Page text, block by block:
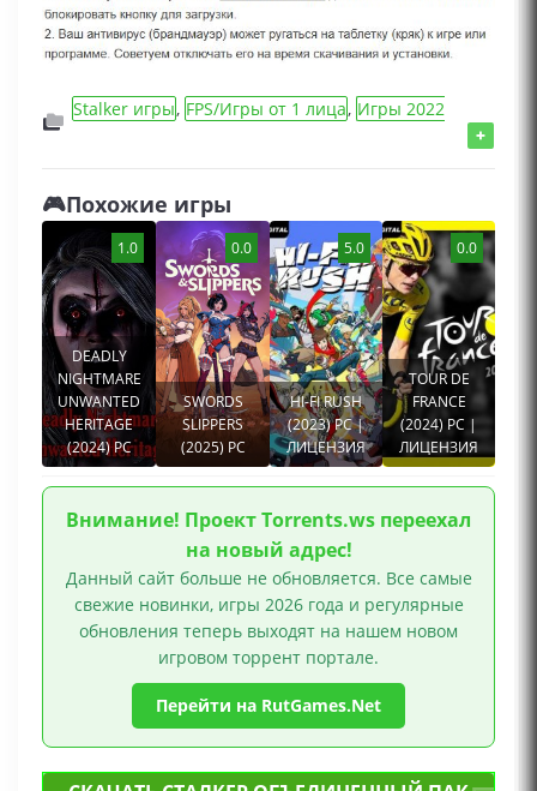
Stalker игры, FPS/Игры от 1 лица, Игры 2022
+
🎮Похожие игры
1.0
DEADLY
NIGHTMARE
UNWANTED
HERITAGE
(2024) PC
0.0
SWORDS
SLIPPERS
(2025) PC
5.0
HI-FI RUSH
(2023) PC |
ЛИЦЕНЗИЯ
0.0
TOUR DE
FRANCE
(2024) PC |
ЛИЦЕНЗИЯ
Внимание! Проект Torrents.ws переехал
на новый адрес!
Данный сайт больше не обновляется. Все самые
свежие новинки, игры 2026 года и регулярные
обновления теперь выходят на нашем новом
игровом торрент портале.
Перейти на RutGames.Net